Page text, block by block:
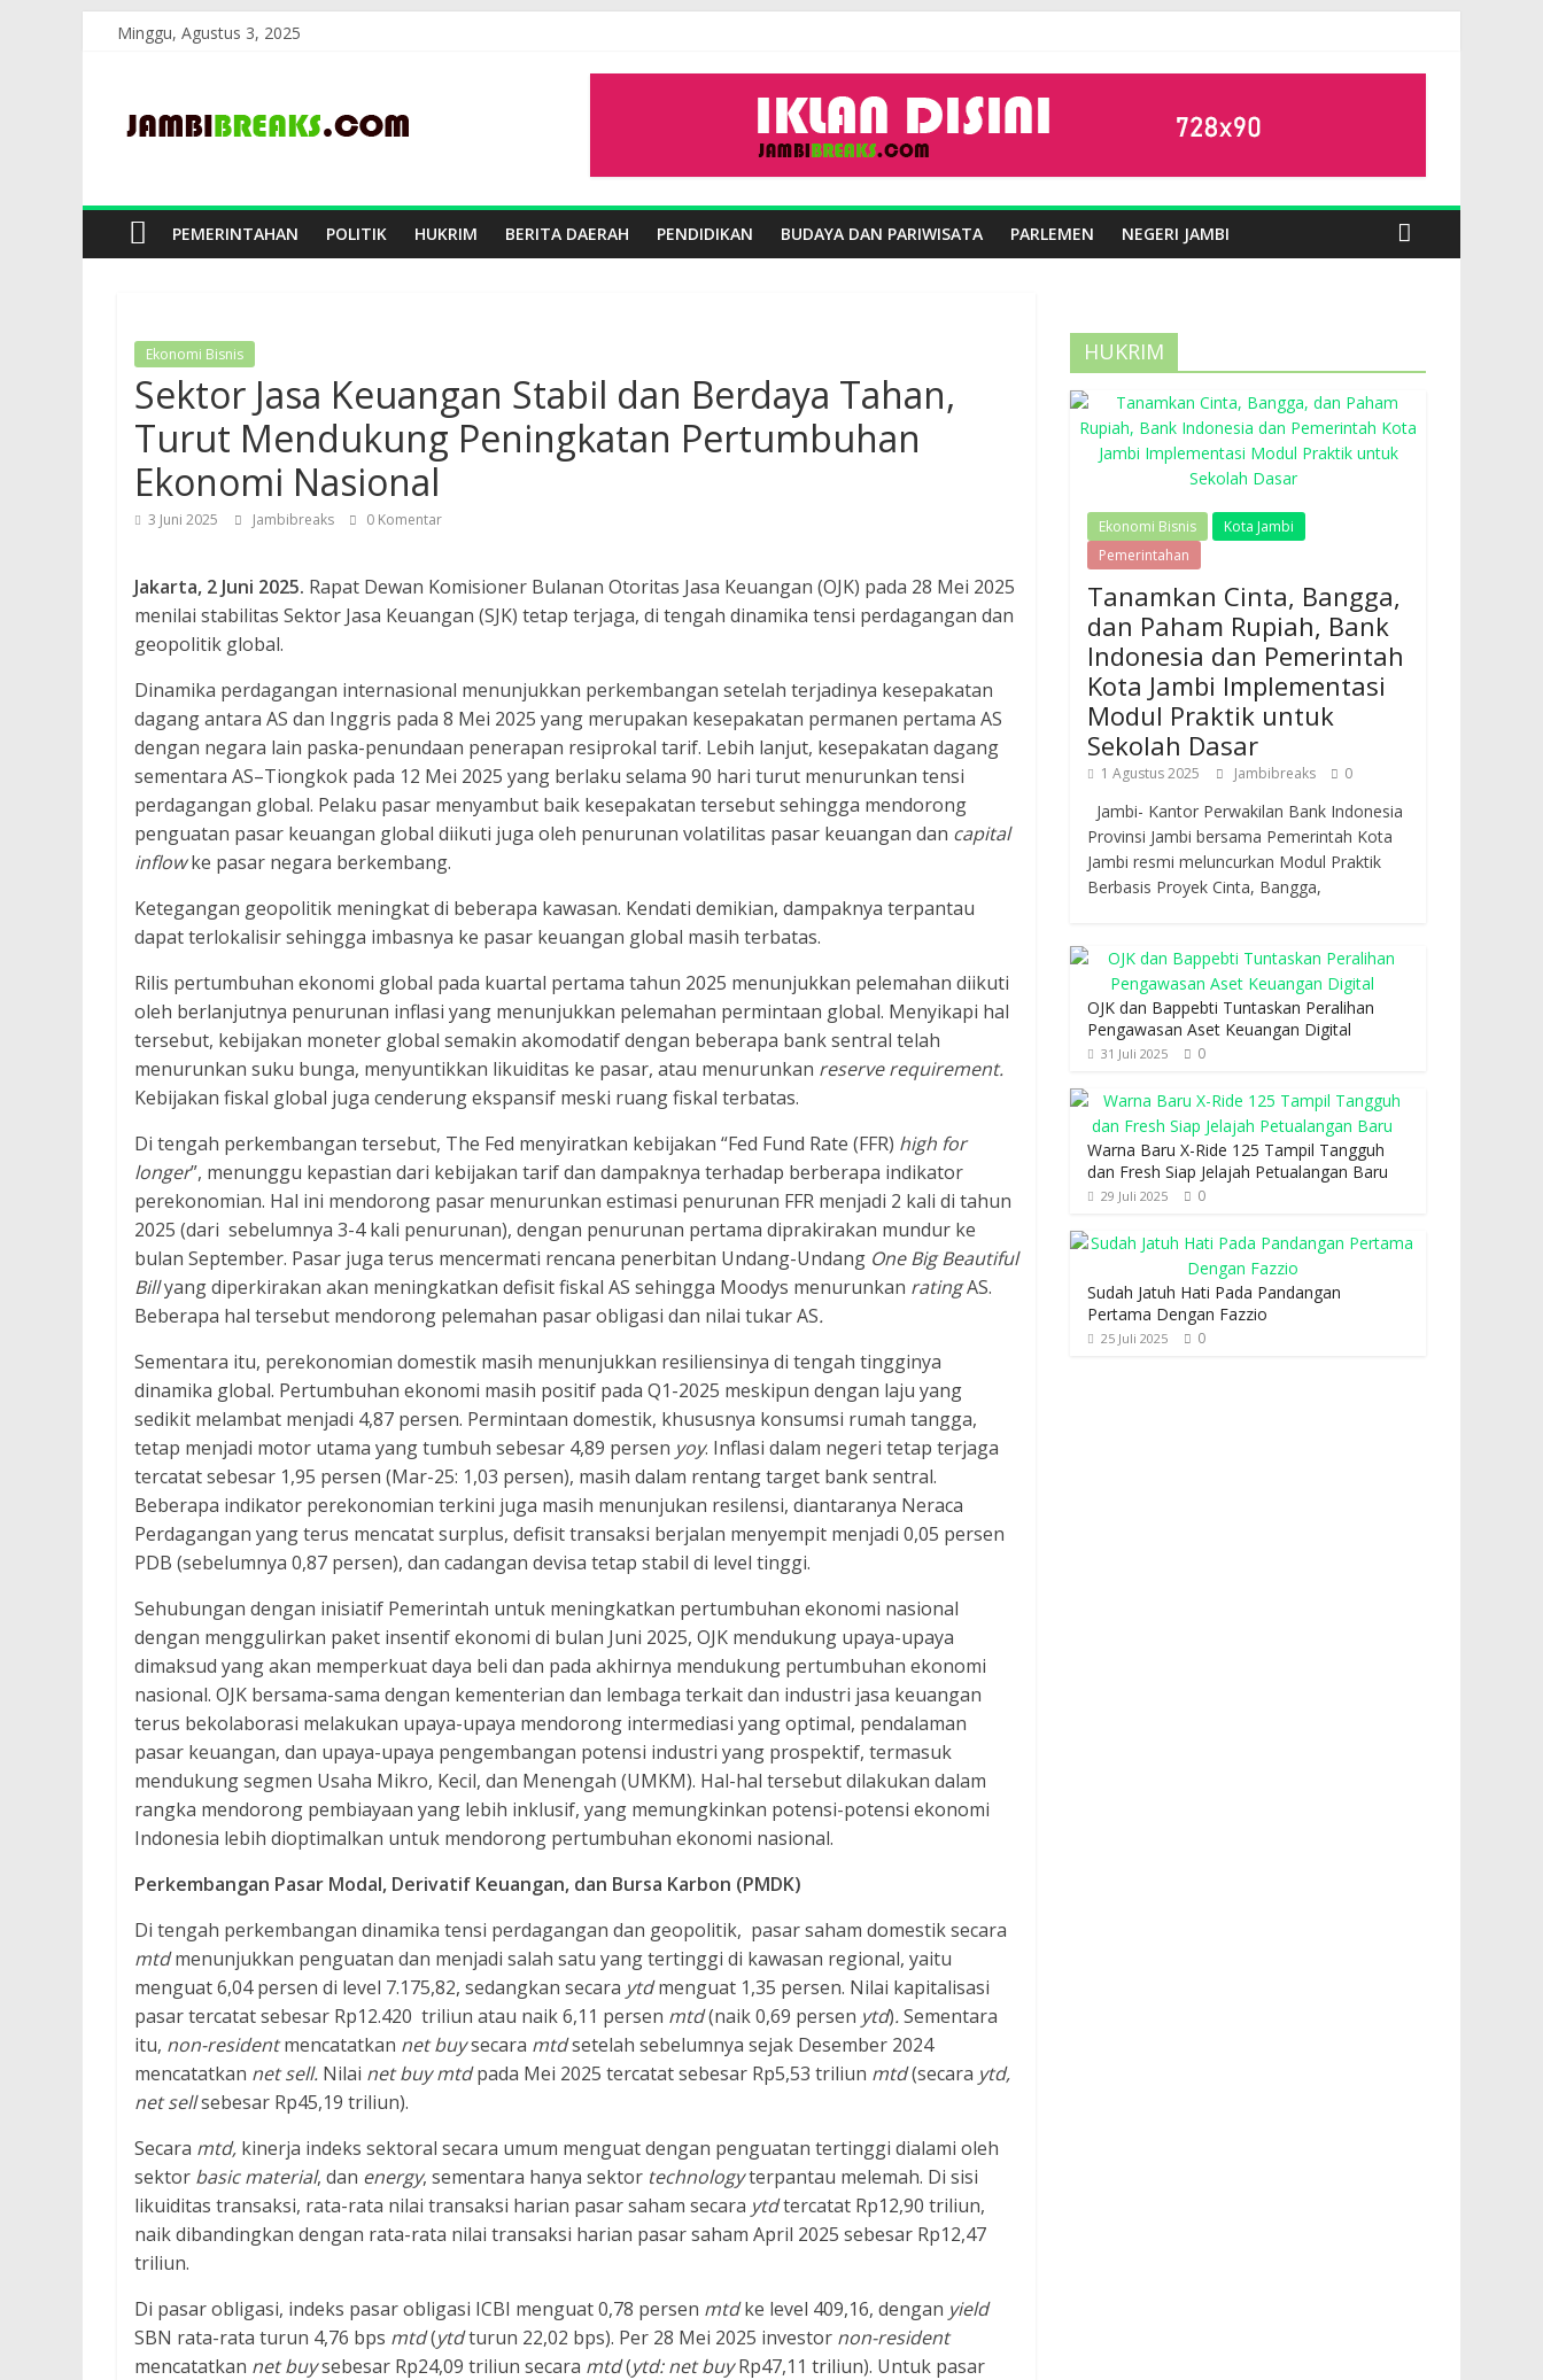
Minggu, Agustus 3, 2025
JambiBreaks
PEMERINTAHAN POLITIK HUKRIM BERITA DAERAH PENDIDIKAN BUDAYA DAN PARIWISATA PARLEMEN NEGERI JAMBI
Ekonomi Bisnis
Sektor Jasa Keuangan Stabil dan Berdaya Tahan,
Turut Mendukung Peningkatan Pertumbuhan
Ekonomi Nasional
3 Juni 2025 Jambibreaks 0 Komentar
Jakarta, 2 Juni 2025. Rapat Dewan Komisioner Bulanan Otoritas Jasa Keuangan (OJK) pada 28 Mei 2025
menilai stabilitas Sektor Jasa Keuangan (SJK) tetap terjaga, di tengah dinamika tensi perdagangan dan
geopolitik global.
Dinamika perdagangan internasional menunjukkan perkembangan setelah terjadinya kesepakatan
dagang antara AS dan Inggris pada 8 Mei 2025 yang merupakan kesepakatan permanen pertama AS
dengan negara lain paska-penundaan penerapan resiprokal tarif. Lebih lanjut, kesepakatan dagang
sementara AS–Tiongkok pada 12 Mei 2025 yang berlaku selama 90 hari turut menurunkan tensi
perdagangan global. Pelaku pasar menyambut baik kesepakatan tersebut sehingga mendorong
penguatan pasar keuangan global diikuti juga oleh penurunan volatilitas pasar keuangan dan capital
inflowke pasar negara berkembang.
Ketegangan geopolitik meningkat di beberapa kawasan. Kendati demikian, dampaknya terpantau
dapat terlokalisir sehingga imbasnya ke pasar keuangan global masih terbatas.
Rilis pertumbuhan ekonomi global pada kuartal pertama tahun 2025 menunjukkan pelemahan diikuti
oleh berlanjutnya penurunan inflasi yang menunjukkan pelemahan permintaan global. Menyikapi hal
tersebut, kebijakan moneter global semakin akomodatif dengan beberapa bank sentral telah
menurunkan suku bunga, menyuntikkan likuiditas ke pasar, atau menurunkan reserve requirement.
Kebijakan fiskal global juga cenderung ekspansif meski ruang fiskal terbatas.
Di tengah perkembangan tersebut, The Fed menyiratkan kebijakan “Fed Fund Rate (FFR) high for
longer”, menunggu kepastian dari kebijakan tarif dan dampaknya terhadap berberapa indikator
perekonomian. Hal ini mendorong pasar menurunkan estimasi penurunan FFR menjadi 2 kali di tahun
2025 (dari sebelumnya 3-4 kali penurunan), dengan penurunan pertama diprakirakan mundur ke
bulan September. Pasar juga terus mencermati rencana penerbitan Undang-Undang One Big Beautiful
Billyang diperkirakan akan meningkatkan defisit fiskal AS sehingga Moodys menurunkan ratingAS.
Beberapa hal tersebut mendorong pelemahan pasar obligasi dan nilai tukar AS.
Sementara itu, perekonomian domestik masih menunjukkan resiliensinya di tengah tingginya
dinamika global. Pertumbuhan ekonomi masih positif pada Q1-2025 meskipun dengan laju yang
sedikit melambat menjadi 4,87 persen. Permintaan domestik, khususnya konsumsi rumah tangga,
tetap menjadi motor utama yang tumbuh sebesar 4,89 persen yoy. Inflasi dalam negeri tetap terjaga
tercatat sebesar 1,95 persen (Mar-25: 1,03 persen), masih dalam rentang target bank sentral.
Beberapa indikator perekonomian terkini juga masih menunjukan resilensi, diantaranya Neraca
Perdagangan yang terus mencatat surplus, defisit transaksi berjalan menyempit menjadi 0,05 persen
PDB (sebelumnya 0,87 persen), dan cadangan devisa tetap stabil di level tinggi.
Sehubungan dengan inisiatif Pemerintah untuk meningkatkan pertumbuhan ekonomi nasional
dengan menggulirkan paket insentif ekonomi di bulan Juni 2025, OJK mendukung upaya-upaya
dimaksud yang akan memperkuat daya beli dan pada akhirnya mendukung pertumbuhan ekonomi
nasional. OJK bersama-sama dengan kementerian dan lembaga terkait dan industri jasa keuangan
terus bekolaborasi melakukan upaya-upaya mendorong intermediasi yang optimal, pendalaman
pasar keuangan, dan upaya-upaya pengembangan potensi industri yang prospektif, termasuk
mendukung segmen Usaha Mikro, Kecil, dan Menengah (UMKM). Hal-hal tersebut dilakukan dalam
rangka mendorong pembiayaan yang lebih inklusif, yang memungkinkan potensi-potensi ekonomi
Indonesia lebih dioptimalkan untuk mendorong pertumbuhan ekonomi nasional.
Perkembangan Pasar Modal, Derivatif Keuangan, dan Bursa Karbon (PMDK)
Di tengah perkembangan dinamika tensi perdagangan dan geopolitik, pasar saham domestik secara
mtdmenunjukkan penguatan dan menjadi salah satu yang tertinggi di kawasan regional, yaitu
menguat 6,04 persen di level 7.175,82, sedangkan secara ytdmenguat 1,35 persen. Nilai kapitalisasi
pasar tercatat sebesar Rp12.420 triliun atau naik 6,11 persen mtd(naik 0,69 persen ytd).Sementara
itu, non-residentmencatatkan net buysecara mtdsetelah sebelumnya sejak Desember 2024
mencatatkan net sell. Nilai net buy mtdpada Mei 2025 tercatat sebesar Rp5,53 triliun mtd(secara ytd,
net sellsebesar Rp45,19 triliun).
Secara mtd, kinerja indeks sektoral secara umum menguat dengan penguatan tertinggi dialami oleh
sektor basic material, dan energy, sementara hanya sektor technologyterpantau melemah. Di sisi
likuiditas transaksi, rata-rata nilai transaksi harian pasar saham secara ytdtercatat Rp12,90 triliun,
naik dibandingkan dengan rata-rata nilai transaksi harian pasar saham April 2025 sebesar Rp12,47
triliun.
Di pasar obligasi, indeks pasar obligasi ICBI menguat 0,78 persen mtdke level 409,16, dengan yield
SBN rata-rata turun 4,76 bps mtd(ytdturun 22,02 bps). Per 28 Mei 2025 investor non-resident
mencatatkan net buysebesar Rp24,09 triliun secara mtd(ytd: net buyRp47,11 triliun). Untuk pasar
HUKRIM
Ekonomi Bisnis
Kota Jambi
Pemerintahan
Tanamkan Cinta, Bangga,
dan Paham Rupiah, Bank
Indonesia dan Pemerintah
Kota Jambi Implementasi
Modul Praktik untuk
Sekolah Dasar
1 Agustus 2025 Jambibreaks 0
Jambi- Kantor Perwakilan Bank Indonesia
Provinsi Jambi bersama Pemerintah Kota
Jambi resmi meluncurkan Modul Praktik
Berbasis Proyek Cinta, Bangga,
OJK dan Bappebti Tuntaskan Peralihan
Pengawasan Aset Keuangan Digital
31 Juli 2025 0
Warna Baru X-Ride 125 Tampil Tangguh
dan Fresh Siap Jelajah Petualangan Baru
29 Juli 2025 0
Sudah Jatuh Hati Pada Pandangan
Pertama Dengan Fazzio
25 Juli 2025 0